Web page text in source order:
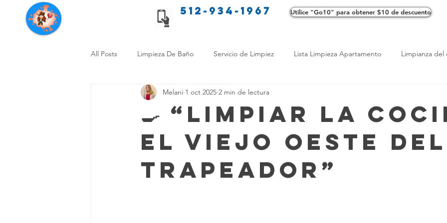
Servicios de limpieza de Texas 512-934-1967 Utilice "Go10" para obtener $10 de descuento
All Posts Limpieza De Baño Servicio de Limpiez Lista Limpieza Apartamento Limpianza
Consejos de limpieza para mascotas Consejos de limpieza ecológica
Limpieza Sin Alergias Beneficios de Profesionales LimpiezaTransformadora Limpieza
Comparación Limpieza Hogar Opciones de limpieza Diferencias en Limpieza
🍳 “Limpiar la
El viejo oeste del
trapeador”
Melani 1 oct 2025 2 min de lectura